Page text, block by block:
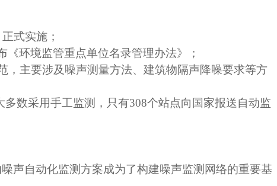
式实施；
《环境监管重点单位名录管理办法》；
主要涉及噪声测量方法、建筑物隔声降噪要求等方
数采用手工监测，只有308个站点向国家报送自动监
声自动化监测方案成为了构建噪声监测网络的重要基